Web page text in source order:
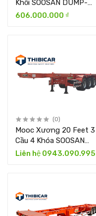
Khối SOOSAN DUMP-
250A-2
606.000.000 ₫
(0)
Mooc Xương 20 Feet 3
Cầu 4 Khóa SOOSAN
New
Liên hệ 0943.090.995